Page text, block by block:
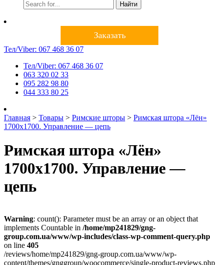
Найти
Заказать
Тел/Viber: 067 468 36 07
Тел/Viber: 067 468 36 07
063 320 02 33
095 282 98 80
044 333 80 25
Главная > Товары > Римские шторы > Римская штора «Лён»
1700х1700. Управление — цепь
Римская штора «Лён»
1700х1700. Управление —
цепь
Warning: count(): Parameter must be an array or an object that
implements Countable in /home/mp241829/gng-
group.com.ua/www/wp-includes/class-wp-comment-query.php
on line 405
/reviews/home/mp241829/gng-group.com.ua/www/wp-
content/themes/gnggroup/woocommerce/single-product-reviews.php